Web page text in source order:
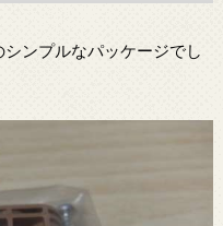
ンプルなパッケージでし